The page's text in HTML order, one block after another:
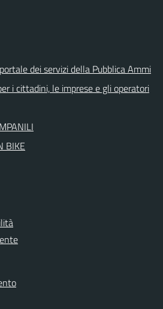
dei servizi della Pubblica Ammi
i cittadini, le imprese e gli operatori
BIKE